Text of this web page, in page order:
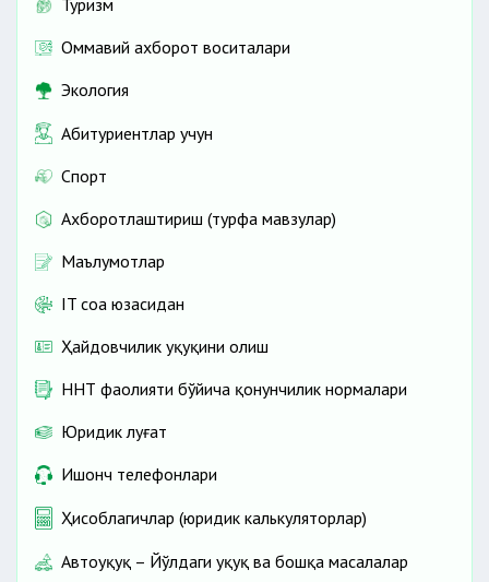
Туризм
Оммавий ахборот воситалари
Экология
Абитуриентлар учун
Спорт
Ахборотлаштириш (турфа мавзулар)
Маълумотлар
IT соҳа юзасидан
Ҳайдовчилик ҳуқуқини олиш
ННТ фаолияти бўйича қонунчилик нормалари
Юридик луғат
Ишонч телефонлари
Ҳисоблагичлар (юридик калькуляторлар)
Автоҳуқуқ – Йўлдаги ҳуқуқ ва бошқа масалалар